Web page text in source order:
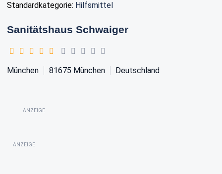
Standardkategorie: Hilfsmittel
Sanitätshaus Schwaiger
München 81675 München Deutschland
ANZEIGE
ANZEIGE